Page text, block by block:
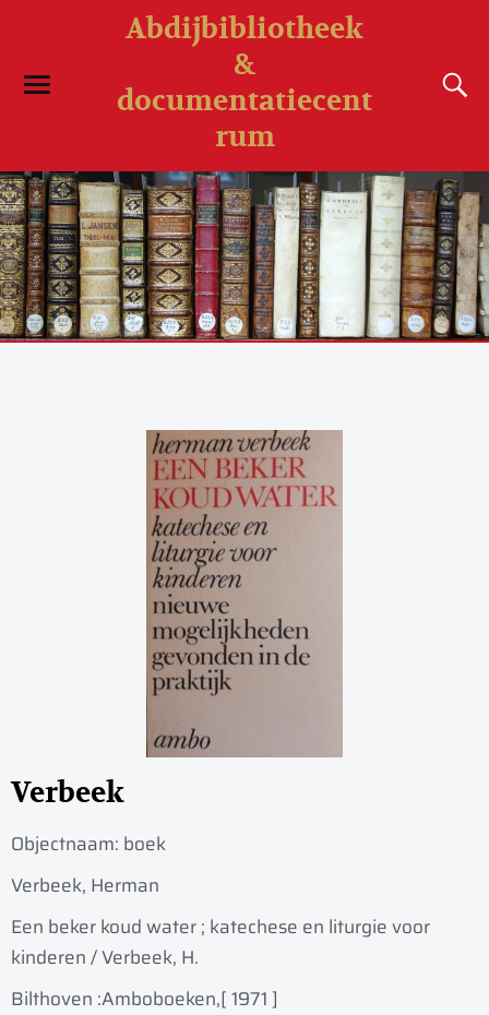
Abdijbibliotheek
&
documentatiecent
rum
Verbeek
Objectnaam: boek
Verbeek, Herman
Een beker koud water ; katechese en liturgie voor
kinderen / Verbeek, H.
Bilthoven :Amboboeken,[ 1971 ]